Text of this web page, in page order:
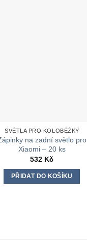
SVĚTLA PRO KOLOBĚŽKY
na zadní světlo pro
Xiaomi – 20 ks
532 Kč
PŘIDAT DO KOŠÍKU